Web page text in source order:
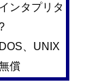
インタプリタ
DOS、UNIX
償